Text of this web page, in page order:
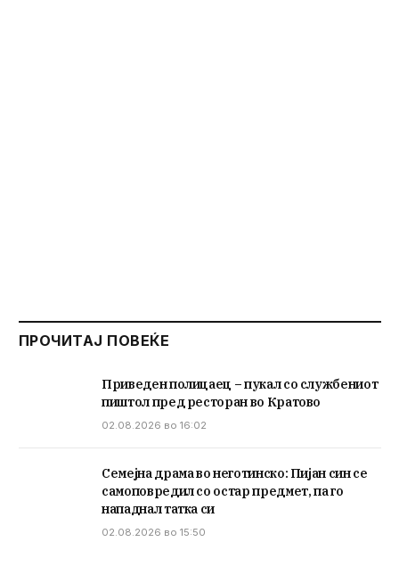
ПРОЧИТАЈ ПОВЕЌЕ
Приведен полицаец – пукал со службениот
пиштол пред ресторан во Кратово
02.08.2026 во 16:02
Семејна драма во неготинско: Пијан син се
самоповредил со остар предмет, па го
нападнал татка си
02.08.2026 во 15:50